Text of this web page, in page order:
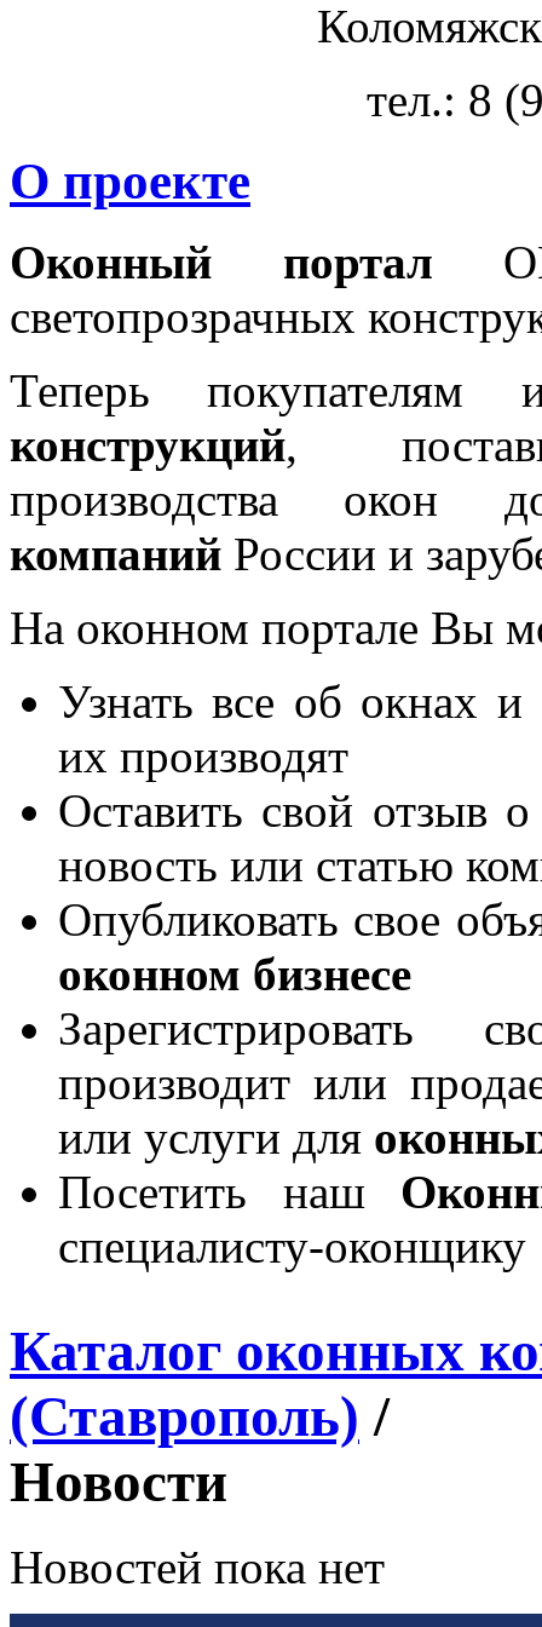
тел.: 8
О проекте
Оконный портал
светопрозрачных
Теперь покупателям
конструкций,
производства окон
компаний России и
На оконном портале Вы
Узнать все об окнах и
их производят
Оставить свой отзыв
новость или статью
Опубликовать свое
оконном бизнесе
производит или
или услуги для
Посетить наш
специалисту-оконщику
Каталог оконных
(Ставрополь) /
Новости
Новостей пока нет